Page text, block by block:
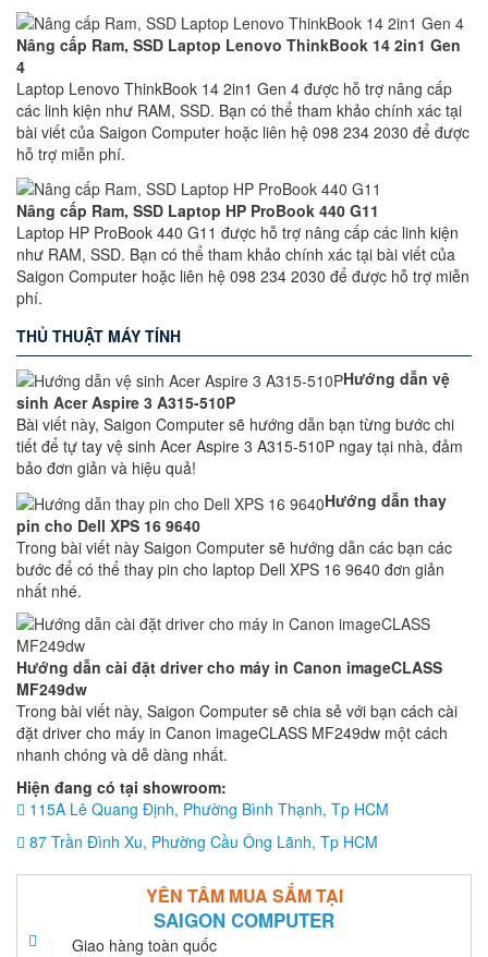
Nâng cấp Ram, SSD Laptop Lenovo ThinkBook 14 2in1 Gen
4
Laptop Lenovo ThinkBook 14 2in1 Gen 4 được hỗ trợ nâng cấp
các linh kiện như RAM, SSD. Bạn có thể tham khảo chính xác tại
bài viết của Saigon Computer hoặc liên hệ 098 234 2030 để được
hỗ trợ miễn phí.
Nâng cấp Ram, SSD Laptop HP ProBook 440 G11
Laptop HP ProBook 440 G11 được hỗ trợ nâng cấp các linh kiện
như RAM, SSD. Bạn có thể tham khảo chính xác tại bài viết của
Saigon Computer hoặc liên hệ 098 234 2030 để được hỗ trợ miễn
phí.
THỦ THUẬT MÁY TÍNH
Hướng dẫn vệ
sinh Acer Aspire 3 A315-510P
Bài viết này, Saigon Computer sẽ hướng dẫn bạn từng bước chi
tiết để tự tay vệ sinh Acer Aspire 3 A315-510P ngay tại nhà, đảm
bảo đơn giản và hiệu quả!
Hướng dẫn thay
pin cho Dell XPS 16 9640
Trong bài viết này Saigon Computer sẽ hướng dẫn các bạn các
bước để có thể thay pin cho laptop Dell XPS 16 9640 đơn giản
nhất nhé.
Hướng dẫn cài đặt driver cho máy in Canon imageCLASS
MF249dw
Trong bài viết này, Saigon Computer sẽ chia sẻ với bạn cách cài
đặt driver cho máy in Canon imageCLASS MF249dw một cách
nhanh chóng và dễ dàng nhất.
Hiện đang có tại showroom:
115A Lê Quang Định, Phường Bình Thạnh, Tp HCM
87 Trần Đình Xu, Phường Cầu Ông Lãnh, Tp HCM
YÊN TÂM MUA SẮM TẠI
SAIGON COMPUTER
Giao hàng toàn quốc